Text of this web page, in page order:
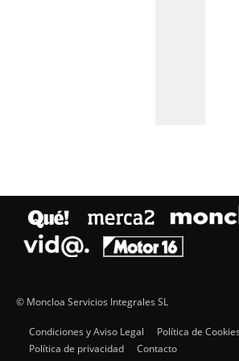
© Moncloa Servicios Integrales SL
Condiciones y Aviso Legal
Política de Cookies
Política de privacidad
Contacto